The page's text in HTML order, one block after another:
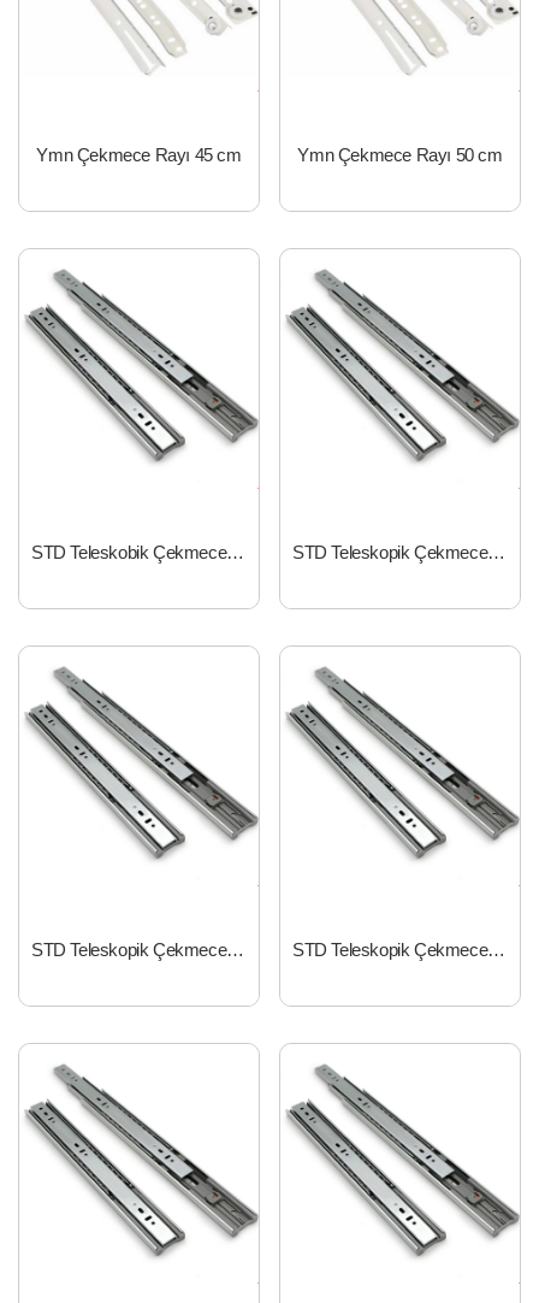
Ymn Çekmece Rayı 45 cm Ymn Çekmece Rayı 50 cm
STD Teleskobik Çekmece Rayı 17mm*310mm STD Teleskopik Çekmece Rayı 43mm*300mm
STD Teleskopik Çekmece Rayı 43mm*350mm STD Teleskopik Çekmece Rayı 43mm*400mm